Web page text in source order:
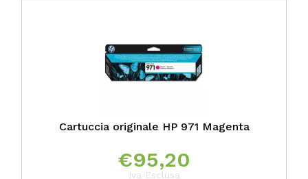
Cartuccia originale HP 971 Magenta
€95,20
Iva Esclusa